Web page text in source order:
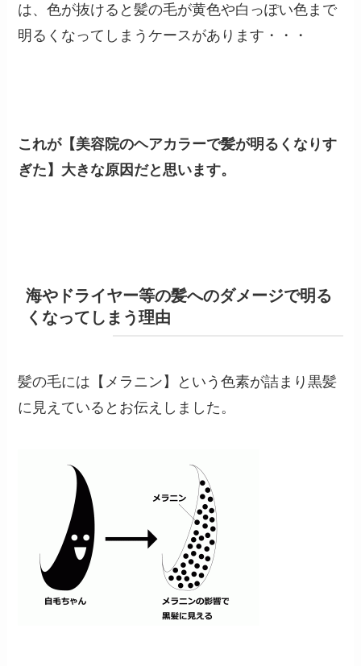
は、色が抜けると髪の毛が黄色や白っぽい色まで
明るくなってしまうケースがあります・・・
これが【美容院のヘアカラーで髪が明るくなりす
ぎた】大きな原因だと思います。
海やドライヤー等の髪へのダメージで明る
くなってしまう理由
髪の毛には【メラニン】という色素が詰まり黒髪
に見えているとお伝えしました。